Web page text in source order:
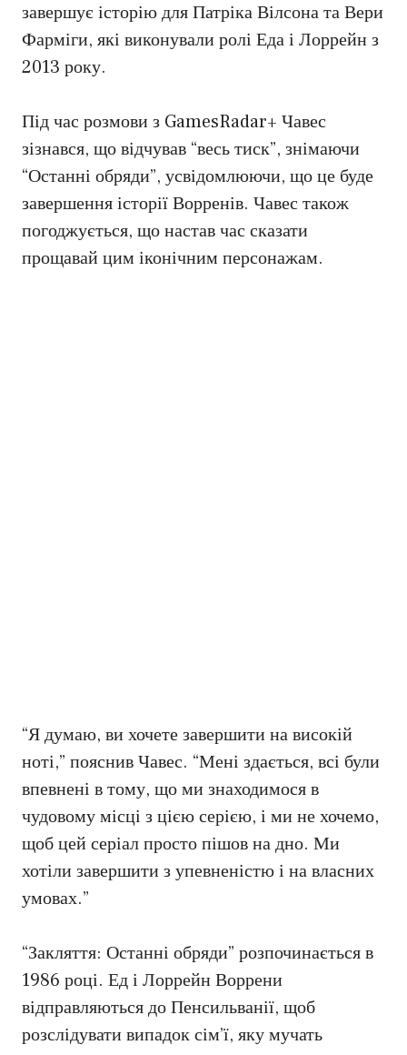
завершує історію для Патріка Вілсона та Вери
Фарміги, які виконували ролі Еда і Лоррейн з
2013 року.
Під час розмови з GamesRadar+ Чавес
зізнався, що відчував “весь тиск”, знімаючи
“Останні обряди”, усвідомлюючи, що це буде
завершення історії Ворренів. Чавес також
погоджується, що настав час сказати
прощавай цим іконічним персонажам.
“Я думаю, ви хочете завершити на високій
ноті,” пояснив Чавес. “Мені здається, всі були
впевнені в тому, що ми знаходимося в
чудовому місці з цією серією, і ми не хочемо,
щоб цей серіал просто пішов на дно. Ми
хотіли завершити з упевненістю і на власних
умовах.”
“Закляття: Останні обряди” розпочинається в
1986 році. Ед і Лоррейн Воррени
відправляються до Пенсильванії, щоб
розслідувати випадок сім’ї, яку мучать